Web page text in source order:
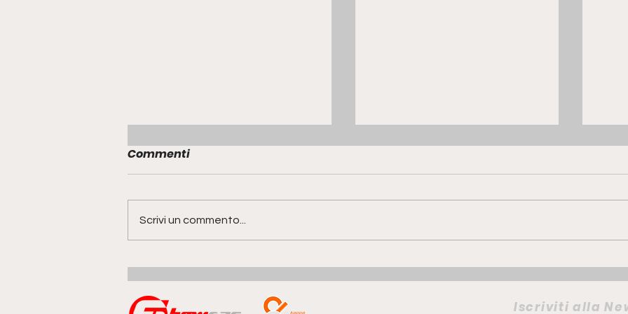
Range Rover GT | la quinta
anima della famiglia
guarda al futuro del gran
GWM ORA 5 Hybrid | la
compatta che punta su
Commenti
Scrivi un commento...
Iscriviti alla